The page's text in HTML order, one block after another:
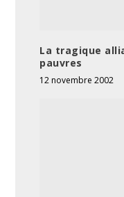
La tragique
pauvres
12 novembre 2002